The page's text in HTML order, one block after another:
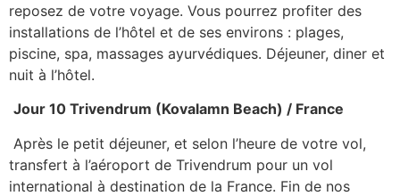
reposez de votre voyage. Vous pourrez profiter des
installations de l’hôtel et de ses environs : plages,
piscine, spa, massages ayurvédiques. Déjeuner, diner et
nuit à l’hôtel.
Jour 10 Trivendrum (Kovalamn Beach) / France
Après le petit déjeuner, et selon l’heure de votre vol,
transfert à l’aéroport de Trivendrum pour un vol
international à destination de la France. Fin de nos